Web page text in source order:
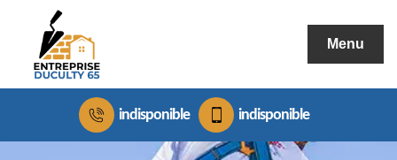
Menu
indisponible indisponible